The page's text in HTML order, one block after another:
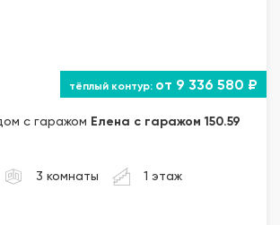
от 9 336 580 ₽
с гаражом Елена с гаражом 150.59
3 комнаты 1 этаж